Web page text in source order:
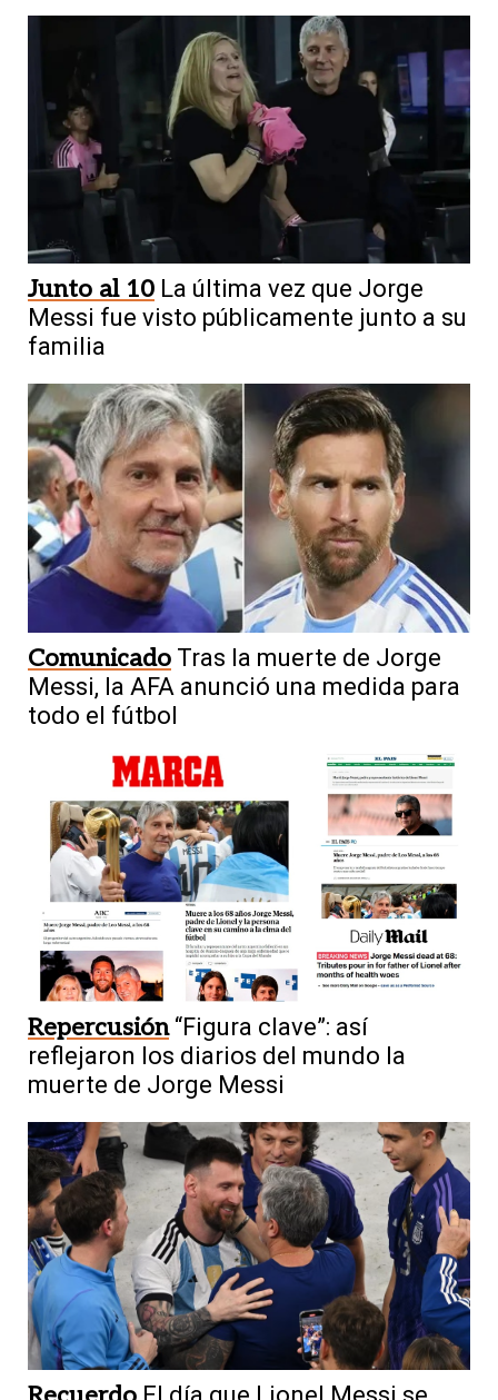
Junto al 10 La última vez que Jorge
Messi fue visto públicamente junto a su
familia
Comunicado Tras la muerte de Jorge
Messi, la AFA anunció una medida para
todo el fútbol
Repercusión “Figura clave”: así
reflejaron los diarios del mundo la
muerte de Jorge Messi